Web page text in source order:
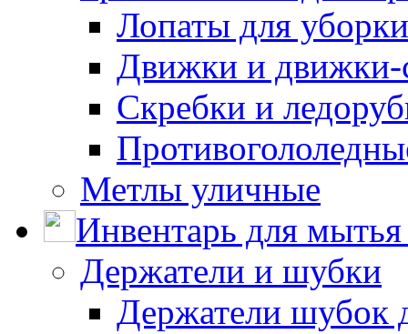
Лопаты для
Движки и движки-
Скребки и
Метлы уличные
Инвентарь для мытья
Держатели и шубки
Держатели шубок